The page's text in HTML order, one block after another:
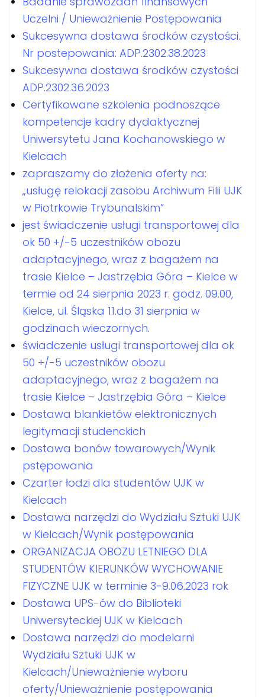
Uczelni / Unieważnienie Postępowania
Sukcesywna dostawa środków czystości.
Nr postepowania: ADP.2302.38.2023
Sukcesywna dostawa środków czystości
ADP.2302.36.2023
Certyfikowane szkolenia podnoszące
kompetencje kadry dydaktycznej
Uniwersytetu Jana Kochanowskiego w
Kielcach
zapraszamy do złożenia oferty na:
„usługę relokacji zasobu Archiwum Filii UJK
w Piotrkowie Trybunalskim”
jest świadczenie usługi transportowej dla
ok 50 +/-5 uczestników obozu
adaptacyjnego, wraz z bagażem na
trasie Kielce – Jastrzębia Góra – Kielce w
termie od 24 sierpnia 2023 r. godz. 09.00,
Kielce, ul. Śląska 11.do 31 sierpnia w
godzinach wieczornych.
świadczenie usługi transportowej dla ok
50 +/-5 uczestników obozu
adaptacyjnego, wraz z bagażem na
trasie Kielce – Jastrzębia Góra – Kielce
Dostawa blankietów elektronicznych
legitymacji studenckich
Dostawa bonów towarowych/Wynik
pstępowania
Czarter łodzi dla studentów UJK w
Kielcach
Dostawa narzędzi do Wydziału Sztuki UJK
w Kielcach/Wynik postępowania
ORGANIZACJA OBOZU LETNIEGO DLA
STUDENTÓW KIERUNKÓW WYCHOWANIE
FIZYCZNE UJK w terminie 3-9.06.2023 rok
Dostawa UPS-ów do Biblioteki
Uniwersyteckiej UJK w Kielcach
Dostawa narzędzi do modelarni
Wydziału Sztuki UJK w
Kielcach/Unieważnienie wyboru
oferty/Unieważnienie postępowania